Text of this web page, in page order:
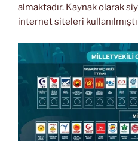
almaktadır. Kaynak olarak
internet siteleri